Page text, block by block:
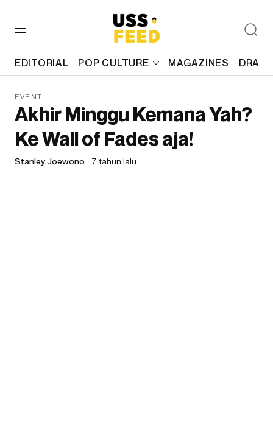
EDITORIAL POP CULTURE MAGAZINES
EVENT
Akhir Minggu Kemana Yah?
Ke Wall of Fades aja!
Stanley Joewono 7 tahun lalu